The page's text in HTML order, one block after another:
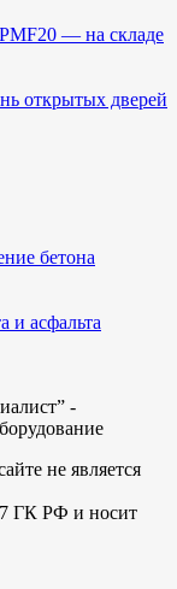
— на складе
открытых дверей
бетона
и асфальта
-
не является
ГК РФ и носит